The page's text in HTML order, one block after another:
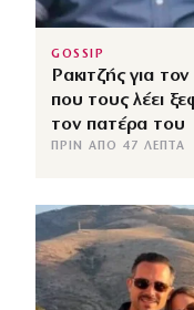
GOSSIP
Ρακιτζής για
που τους λέει
τον πατέρα του
ΠΡΙΝ ΑΠΌ 47 ΛΕΠΤΆ